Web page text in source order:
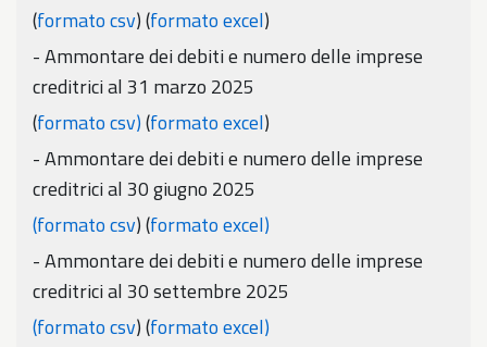
(formato csv) (formato excel)
- Ammontare dei debiti e numero delle imprese
creditrici al 31 marzo 2025
(formato csv)(formato excel)
- Ammontare dei debiti e numero delle imprese
creditrici al 30 giugno 2025
(formato csv) (formato excel)
- Ammontare dei debiti e numero delle imprese
creditrici al 30 settembre 2025
(formato csv) (formato excel)